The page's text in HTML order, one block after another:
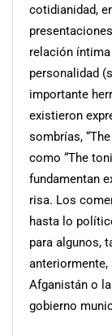
cotidianidad,
relación
personalidad
importante
existieron
sombrías,
como “The
fundamentan
risa. Los
hasta lo
para algunos,
Afganistán o
gobierno